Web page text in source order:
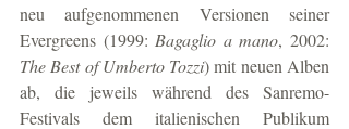
neu aufgenommenen Versionen seiner
Evergreens (1999: Bagaglio a mano
The Best of Umberto Tozzi) mit neuen Alben
ab, die jeweils während des Sanremo-
Festivals dem italienischen Publikum